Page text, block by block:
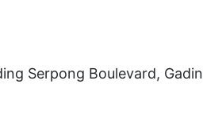
Serpong Boulevard,